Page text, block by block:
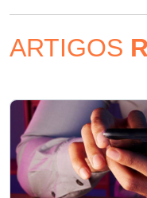
ARTIGOS